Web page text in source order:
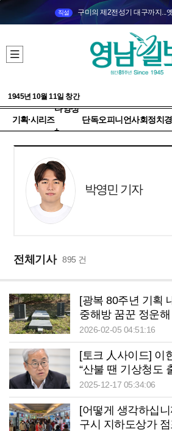
직설 구미의 제2전성기 대구까지...
1945년 10월 11일 창간
기획·시리즈
다양성
+
단독오피니언사회정치
박영민 기자
전체기사 895 건
[광복 80주년 기획
중해방 꿈꾼 정운
동 펼친 ‘통합의 아이
2026-02-05 04:51:16
[토크 人사이드] 이
“산불 땐 기상청도
측해 진화헬기 시야
2025-12-17 05:34:06
[어떻게 생각하십
구시 지하도상가